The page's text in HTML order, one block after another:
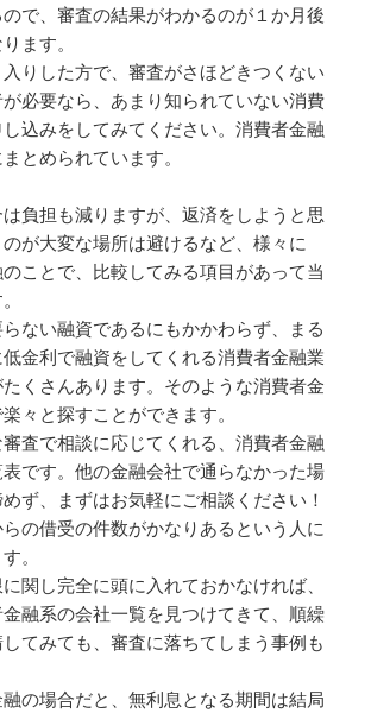
で、審査の結果がわかるのが１か月後
ます。
りした方で、審査がさほどきつくない
必要なら、あまり知られていない消費
込みをしてみてください。消費者金融
とめられています。
負担も減りますが、返済をしようと思
が大変な場所は避けるなど、様々に
ことで、比較してみる項目があって当
ない融資であるにもかかわらず、まる
金利で融資をしてくれる消費者金融業
くさんあります。そのような消費者金
々と探すことができます。
査で相談に応じてくれる、消費者金融
です。他の金融会社で通らなかった場
ず、まずはお気軽にご相談ください！
の借受の件数がかなりあるという人に
。
関し完全に頭に入れておかなければ、
融系の会社一覧を見つけてきて、順繰
てみても、審査に落ちてしまう事例も
の場合だと、無利息となる期間は結局